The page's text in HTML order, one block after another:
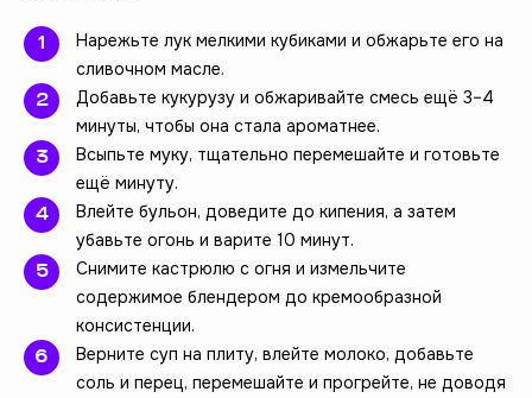
Нарежьте лук мелкими кубиками и обжарьте его на
сливочном масле.
Добавьте кукурузу и обжаривайте смесь ещё 3–4
минуты, чтобы она стала ароматнее.
Всыпьте муку, тщательно перемешайте и готовьте
ещё минуту.
Влейте бульон, доведите до кипения, а затем
убавьте огонь и варите 10 минут.
Снимите кастрюлю с огня и измельчите
содержимое блендером до кремообразной
консистенции.
Верните суп на плиту, влейте молоко, добавьте
соль и перец, перемешайте и прогрейте, не доводя